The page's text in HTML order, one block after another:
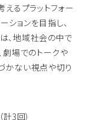
るプラットフォー
ションを目指し、
、地域社会の中で
劇場でのトークや
かない視点や切り
3回）